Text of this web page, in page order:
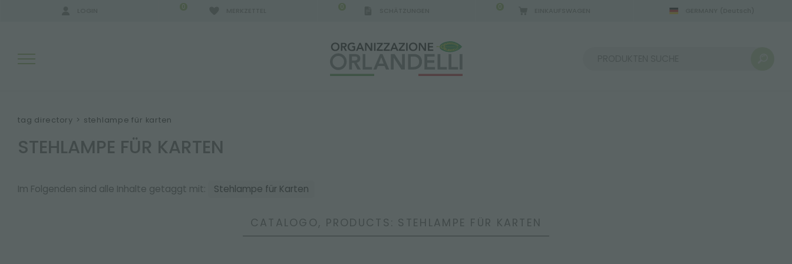
0 0 0
SUCHERGEBNISSE:
tag directory > stehlampe für karten
STEHLAMPE FÜR KARTEN
Im Folgenden sind alle Inhalte getaggt mit: Stehlampe für Karten
CATALOGO, PRODUCTS: STEHLAMPE FÜR KARTEN